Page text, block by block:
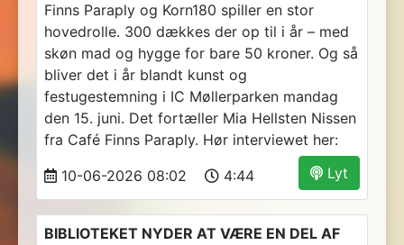
Finns Paraply og Korn180 spiller en stor
hovedrolle. 300 dækkes der op til i år – med
skøn mad og hygge for bare 50 kroner. Og så
bliver det i år blandt kunst og
festugestemning i IC Møllerparken mandag
den 15. juni. Det fortæller Mia Hellsten Nissen
fra Café Finns Paraply. Hør interviewet her:
Lyt
10-06-2026 08:02 4:44
BIBLIOTEKET NYDER AT VÆRE EN DEL AF